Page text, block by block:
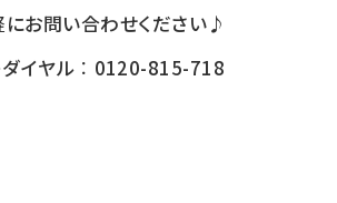
にお問い合わせください♪
ダイヤル︰0120-815-718